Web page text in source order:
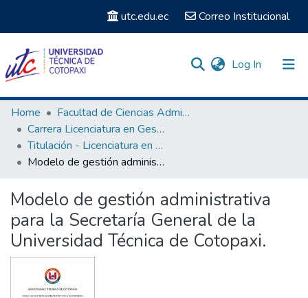
utc.edu.ec Correo Institucional
Log In (current)
Communities & Collections
Search
Statistics
Home
Facultad de Ciencias Administrativas y Económicas
Carrera Licenciatura en Gestión de la Información Gerencial
Titulación - Licenciatura en Gestión de la Información Gerencial
Modelo de gestión administrativa para la Secretaría General de la Universidad Técnica de Cotopaxi.
Modelo de gestión administrativa
para la Secretaría General de la
Universidad Técnica de Cotopaxi.